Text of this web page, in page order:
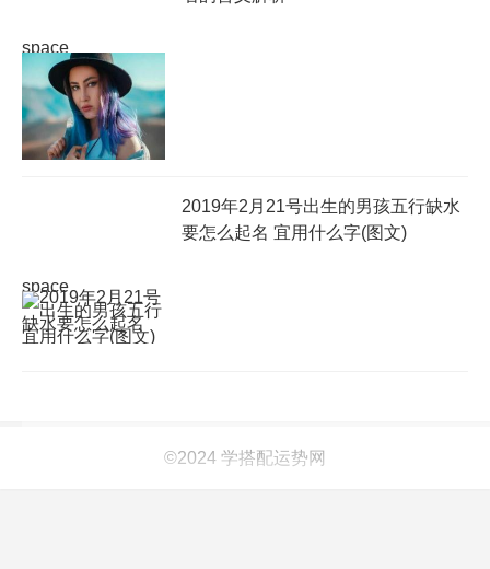
space
space
2019年2月21号出生的男孩五行缺水
要怎么起名 宜用什么字(图文)
©2024 学搭配运势网